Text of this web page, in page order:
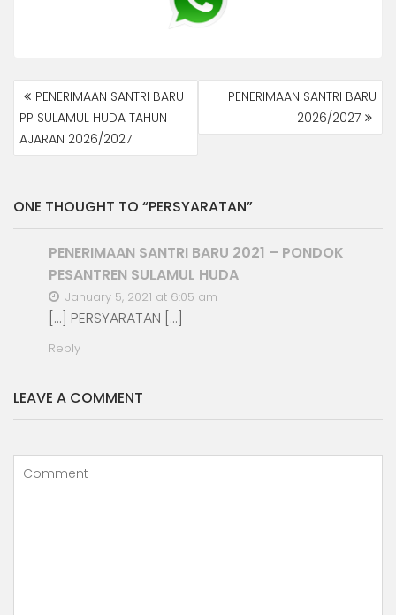
POST
NAVIGATION
PENERIMAAN SANTRI BARU
PP SULAMUL HUDA TAHUN
AJARAN 2026/2027
PENERIMAAN SANTRI BARU
2026/2027
ONE THOUGHT TO “PERSYARATAN”
PENERIMAAN SANTRI BARU 2021 – PONDOK
PESANTREN SULAMUL HUDA
January 5, 2021 at 6:05 am
[…] PERSYARATAN […]
Reply
LEAVE A COMMENT